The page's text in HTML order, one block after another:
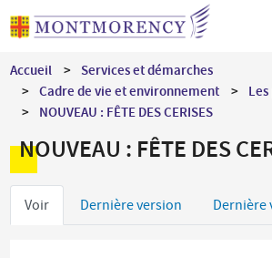
Aller
au
principal
Accueil
Services et démarches
Cadre de vie et environnement
NOUVEAU : FÊTE DES CERISES
NOUVEAU : FÊTE DES
Onglets
Voir Dernière version Dernière